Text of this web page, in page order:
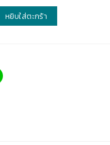
หยิบใส่ตะกร้า